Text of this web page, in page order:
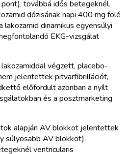
továbbá idős betegeknél.
dózisának napi 400 mg fölé
dinamikus egyensúlyi
EKG-vizsgálat
végzett, placebo-
jelentettek pitvarfibrillációt,
előfordult azonban a nyílt
és a posztmarketing
alapján AV blokkot jelentettek
súlyosabb AV blokkot).
ventricularis